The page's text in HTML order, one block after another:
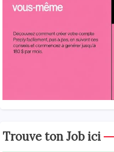
Trouve ton Job ici